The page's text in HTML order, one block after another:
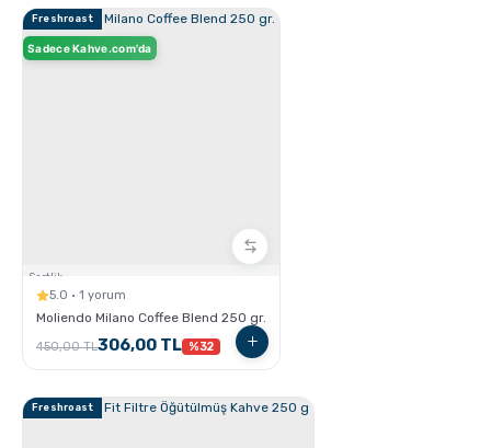
Espresso Yapmanın İncelikleri
Ristretto - Espresso - Lungo Farkları nelerdir ?
Freshroast
Sertlik:
Sadece Kahve.com'da
5.0 · 1 yorum
Moliendo Milano Coffee Blend 250 gr.
450,00 TL306,00 TL %32
Freshroast